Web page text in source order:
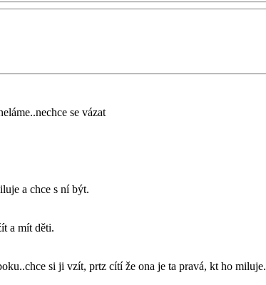
se vázat
a chce s ní být.
a mít děti.
si ji vzít, prtz cítí že ona je ta pravá, kt ho miluje.